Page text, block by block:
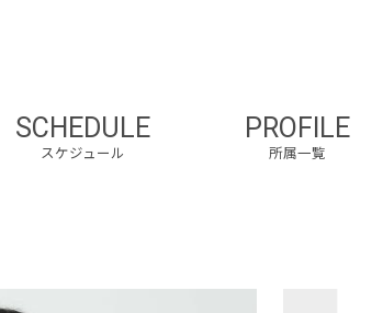
SCHEDULE
スケジュール
PROFILE
所属一覧